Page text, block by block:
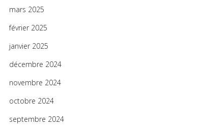
mars 2025
février 2025
janvier 2025
décembre 2024
novembre 2024
octobre 2024
septembre 2024